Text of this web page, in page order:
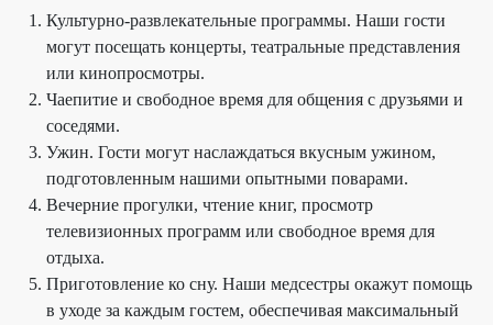
Культурно-развлекательные программы. Наши гости
могут посещать концерты, театральные представления
или кинопросмотры.
Чаепитие и свободное время для общения с друзьями и
соседями.
Ужин. Гости могут наслаждаться вкусным ужином,
подготовленным нашими опытными поварами.
Вечерние прогулки, чтение книг, просмотр
телевизионных программ или свободное время для
отдыха.
Приготовление ко сну. Наши медсестры окажут помощь
в уходе за каждым гостем, обеспечивая максимальный